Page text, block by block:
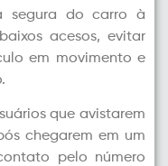
segura do carro à
acesos, evitar
em movimento e
que avistarem
chegarem em um
pelo número